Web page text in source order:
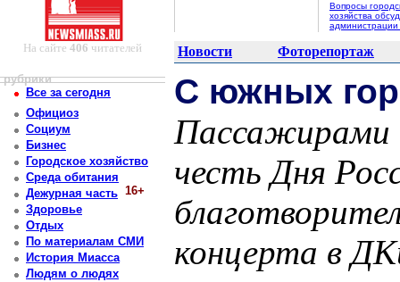
Вопросы
хозяйства
На сайте 406 читателей Новости Фоторепортаж
рубрики
Все за сегодня
Официоз
Социум
Бизнес
Городское хозяйство
Среда обитания
Дежурная часть 16+
Здоровье
Отдых
По материалам СМИ
История Миасса
Людям о людях
С южных
Пассажирами
честь Дня
концерта в